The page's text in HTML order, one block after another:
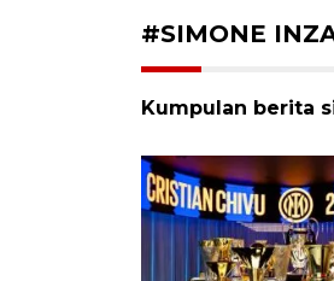
#SIMONE
Kumpulan berita